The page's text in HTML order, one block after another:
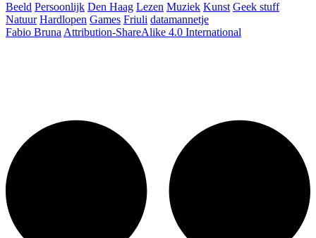
Beeld Persoonlijk Den Haag Lezen Muziek Kunst Geek stuff
Natuur Hardlopen Games Friuli datamannetje
Fabio Bruna Attribution-ShareAlike 4.0 International